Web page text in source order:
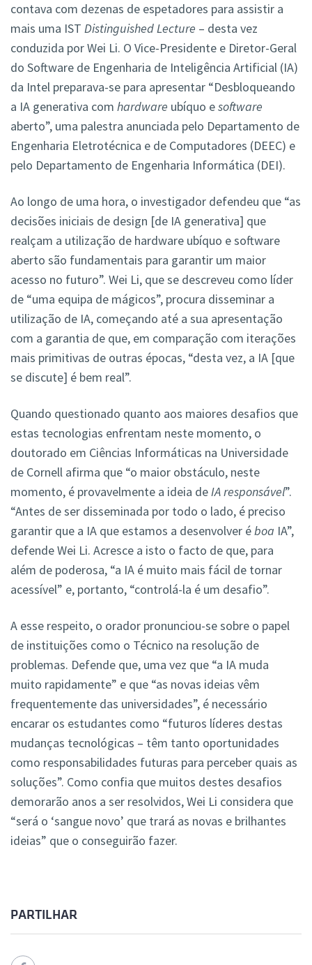
contava com dezenas de espetadores para assistir a
mais uma IST Distinguished Lecture – desta vez
conduzida por Wei Li. O Vice-Presidente e Diretor-Geral
do Software de Engenharia de Inteligência Artificial (IA)
da Intel preparava-se para apresentar “Desbloqueando
a IA generativa com hardware ubíquo esoftware
aberto”, uma palestra anunciada pelo Departamento de
Engenharia Eletrotécnica e de Computadores (DEEC) e
pelo Departamento de Engenharia Informática (DEI).
Ao longo de uma hora, o investigador defendeu que “as
decisões iniciais de design [de IA generativa] que
realçam a utilização de hardware ubíquo e software
aberto são fundamentais para garantir um maior
acesso no futuro”. Wei Li, que se descreveu como líder
de “uma equipa de mágicos”, procura disseminar a
utilização de IA, começando até a sua apresentação
com a garantia de que, em comparação com iterações
mais primitivas de outras épocas, “desta vez, a IA [que
se discute] é bem real”.
Quando questionado quanto aos maiores desafios que
estas tecnologias enfrentam neste momento, o
doutorado em Ciências Informáticas na Universidade
de Cornell afirma que “o maior obstáculo, neste
momento, é provavelmente a ideia deIA responsável”.
“Antes de ser disseminada por todo o lado, é preciso
garantir que a IA que estamos a desenvolver éboa IA”,
defende Wei Li. Acresce a isto o facto de que, para
além de poderosa, “a IA é muito mais fácil de tornar
acessível” e, portanto, “controlá-la é um desafio”.
A esse respeito, o orador pronunciou-se sobre o papel
de instituições como o Técnico na resolução de
problemas. Defende que, uma vez que “a IA muda
muito rapidamente” e que “as novas ideias vêm
frequentemente das universidades”, é necessário
encarar os estudantes como “futuros líderes destas
mudanças tecnológicas – têm tanto oportunidades
como responsabilidades futuras para perceber quais as
soluções”. Como confia que muitos destes desafios
demorarão anos a ser resolvidos, Wei Li considera que
“será o ‘sangue novo’ que trará as novas e brilhantes
ideias” que o conseguirão fazer.
PARTILHAR